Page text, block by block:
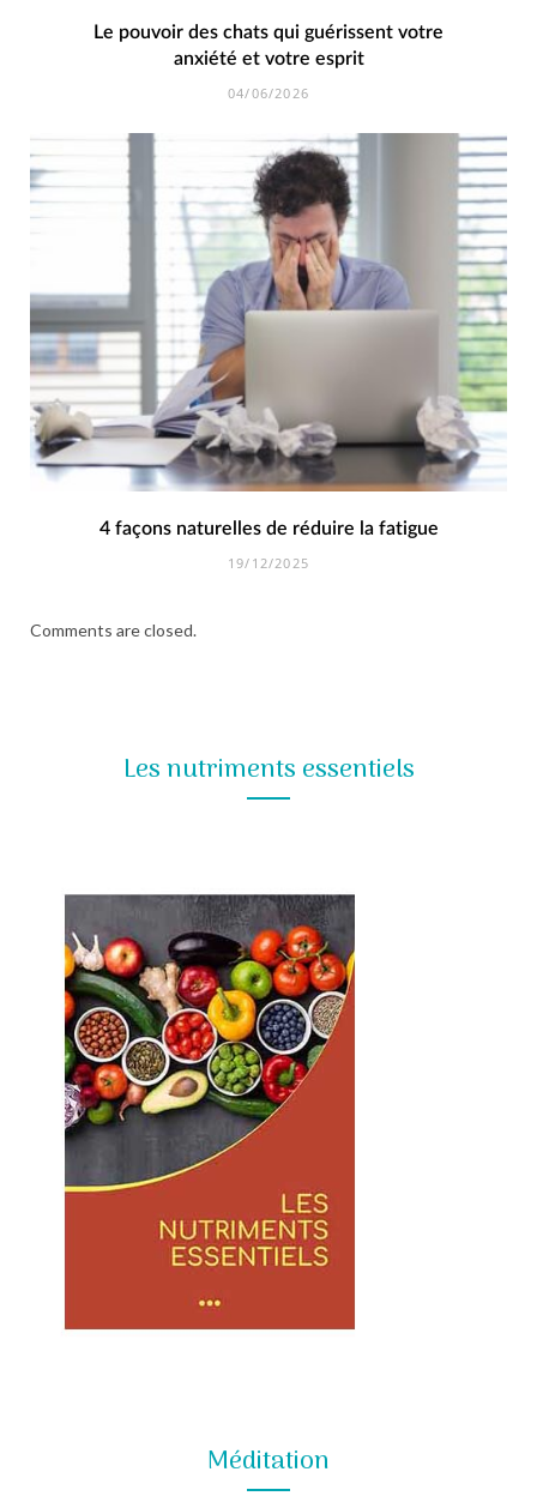
Le pouvoir des chats qui guérissent votre
anxiété et votre esprit
04/06/2026
4 façons naturelles de réduire la fatigue
19/12/2025
Comments are closed.
Les nutriments essentiels
Méditation